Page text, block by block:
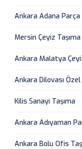
Ankara Adana
Mersin Çeyiz Taşıma
Ankara Malatya
Ankara Dilovası
Kilis Sanayi Taşıma
Ankara Adıyaman
Ankara Bolu Ofis